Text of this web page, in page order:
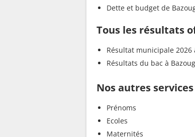
Dette et budget de
Tous les résultats
Résultat municipale 2026
Résultats du bac à
Nos autres services
Prénoms
Ecoles
Maternités